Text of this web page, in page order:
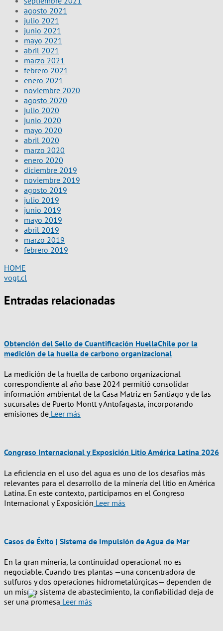
agosto 2021
julio 2021
junio 2021
mayo 2021
abril 2021
marzo 2021
febrero 2021
enero 2021
noviembre 2020
agosto 2020
julio 2020
junio 2020
mayo 2020
abril 2020
marzo 2020
enero 2020
diciembre 2019
noviembre 2019
agosto 2019
julio 2019
junio 2019
mayo 2019
abril 2019
marzo 2019
febrero 2019
HOME
vogt.cl
Entradas relacionadas
Obtención del Sello de Cuantificación HuellaChile por la
medición de la huella de carbono organizacional
La medición de la huella de carbono organizacional
correspondiente al año base 2024 permitió consolidar
información ambiental de la Casa Matriz en Santiago y de las
sucursales de Puerto Montt y Antofagasta, incorporando
emisiones de Leer más
Congreso Internacional y Exposición Litio América Latina 2026
La eficiencia en el uso del agua es uno de los desafíos más
relevantes para el desarrollo de la minería del litio en América
Latina. En este contexto, participamos en el Congreso
Internacional y Exposición Leer más
Casos de Éxito | Sistema de Impulsión de Agua de Mar
En la gran minería, la continuidad operacional no es
negociable. Cuando tres plantas —una concentradora de
sulfuros y dos operaciones hidrometalúrgicas— dependen de
un mismo sistema de abastecimiento, la confiabilidad deja de
ser una promesa Leer más